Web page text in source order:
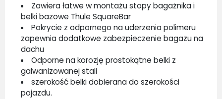
Zawiera łatwe w montażu stopy bagażnika i
belki bazowe Thule SquareBar
Pokrycie z odpornego na uderzenia polimeru
zapewnia dodatkowe zabezpieczenie bagażu na
dachu
Odporne na korozję prostokątne belki z
galwanizowanej stali
szerokość belki dobierana do szerokości
pojazdu.